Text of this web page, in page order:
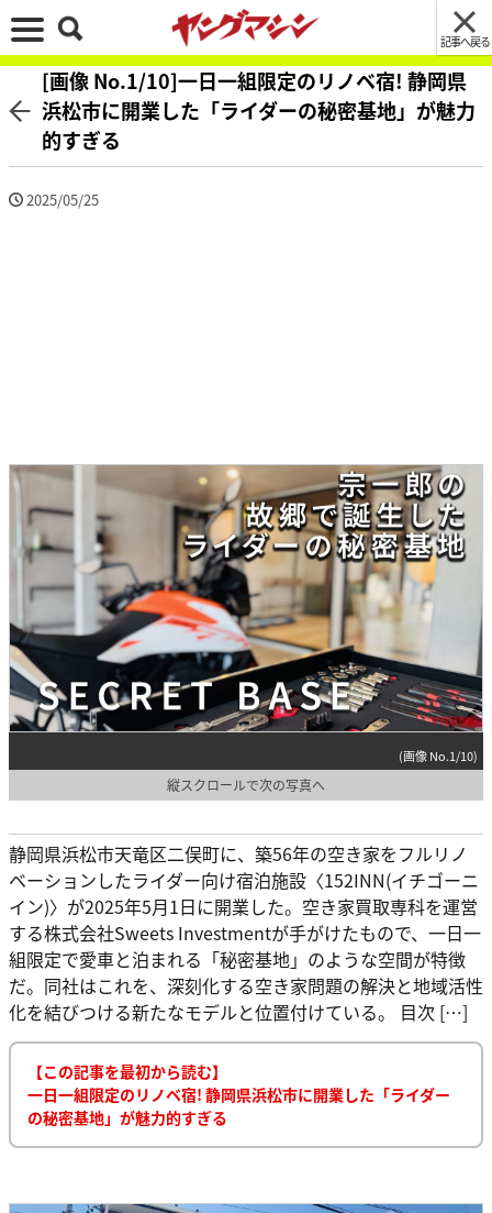
記事へ戻る
[画像 No.1/10]一日一組限定のリノベ宿! 静岡県
浜松市に開業した「ライダーの秘密基地」が魅力
的すぎる
2025/05/25
(画像 No.1/10)
縦スクロールで次の写真へ
静岡県浜松市天竜区二俣町に、築56年の空き家をフルリノ
ベーションしたライダー向け宿泊施設〈152INN(イチゴーニ
イン)〉が2025年5月1日に開業した。空き家買取専科を運営
する株式会社Sweets Investmentが手がけたもので、一日一
組限定で愛車と泊まれる「秘密基地」のような空間が特徴
だ。同社はこれを、深刻化する空き家問題の解決と地域活性
化を結びつける新たなモデルと位置付けている。 目次 […]
【この記事を最初から読む】
一日一組限定のリノベ宿! 静岡県浜松市に開業した「ライダー
の秘密基地」が魅力的すぎる